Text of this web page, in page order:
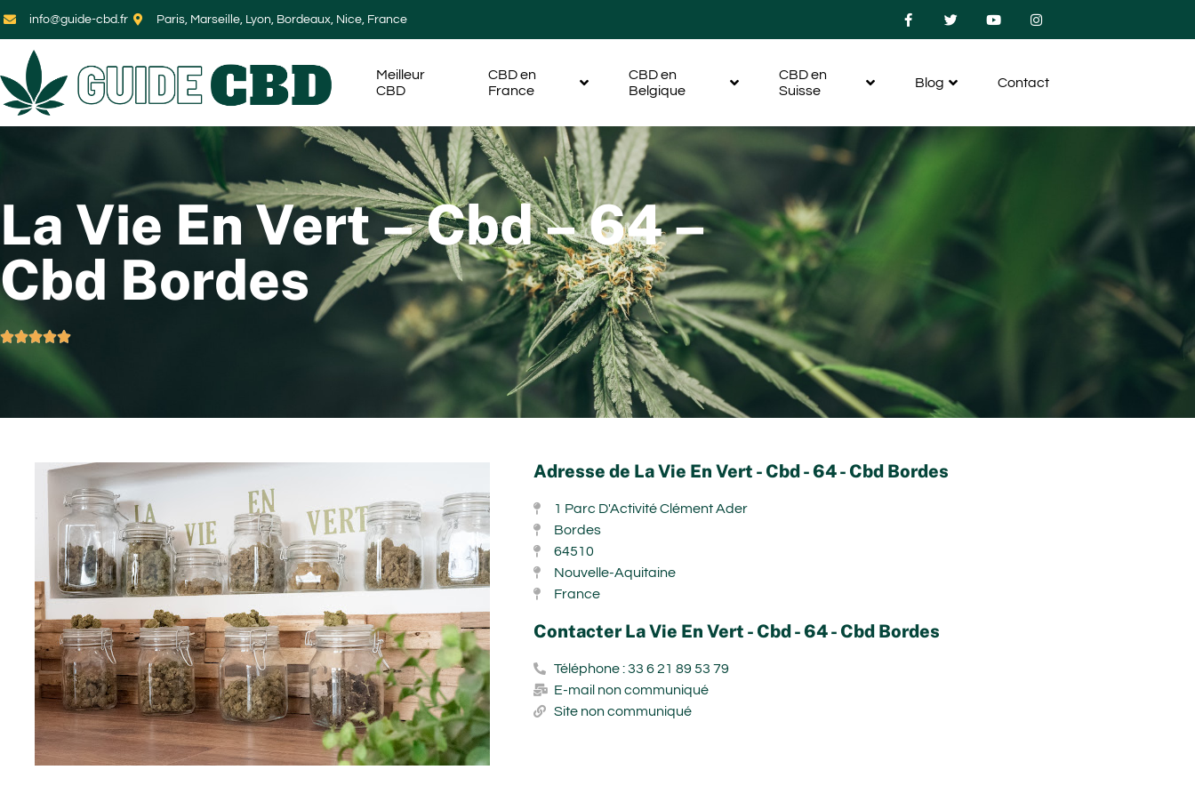
info@guide-cbd.fr Paris, Marseille, Lyon, Bordeaux, Nice, France
Meilleur
CBD
CBD en
France
CBD en
Belgique
CBD en
Suisse
Blog Contact
La Vie En Vert – Cbd – 64 –
Cbd Bordes

Adresse de La Vie En Vert - Cbd - 64 - Cbd Bordes
1 Parc D'Activité Clément Ader
Bordes
64510
Nouvelle-Aquitaine
France
Contacter La Vie En Vert - Cbd - 64 - Cbd Bordes
Téléphone : 33 6 21 89 53 79
E-mail non communiqué
Site non communiqué